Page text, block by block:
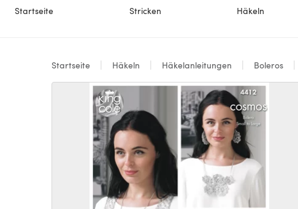
Startseite Stricken Häkeln
Startseite Häkeln Häkelanleitungen Boleros